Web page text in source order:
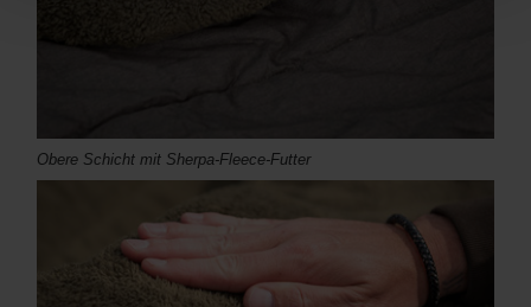
Obere Schicht mit Sherpa-Fleece-Futter